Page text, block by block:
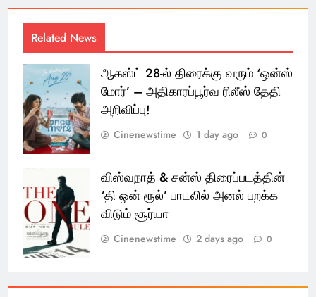
Related News
ஆகஸ்ட் 28-ல் திரைக்கு வரும் ‘ஒன்ஸ்
மோர்’ – அதிகாரப்பூர்வ ரிலீஸ் தேதி
அறிவிப்பு!
Cinenewstime 1 day ago 0
விஸ்வநாத் & சன்ஸ் திரைப்படத்தின்
‘தி ஒன் ரூல்’ பாடலில் அனல் பறக்க
விடும் சூர்யா
Cinenewstime 2 days ago 0